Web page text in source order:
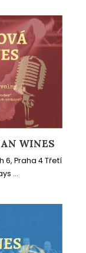
WINES
6, Praha 4 Třetí
...